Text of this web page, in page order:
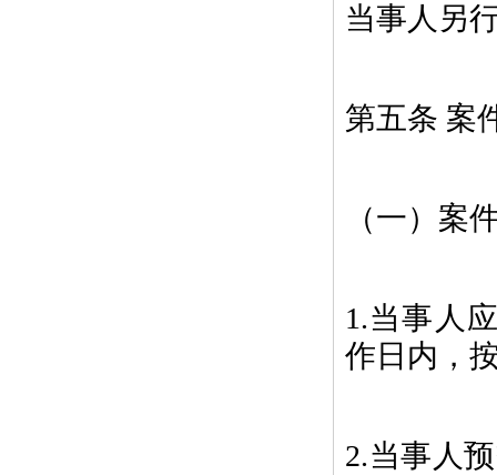
当事人另
第五条 案
（一）案
1.当事人
作日内，
2.当事人